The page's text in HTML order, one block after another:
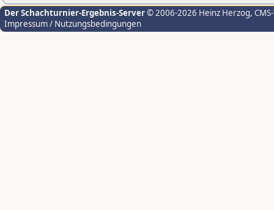
Der Schachturnier-Ergebnis-Server© 2006-2026 Heinz Herzog,
Impressum / Nutzungsbedingungen